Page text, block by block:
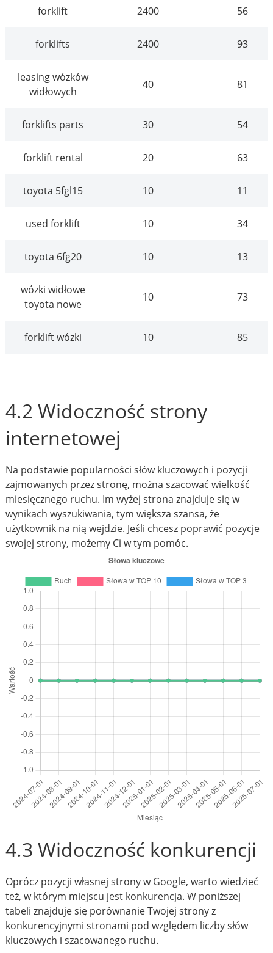
forklift 2400 56
forklifts 2400 93
leasing wózków
widłowych
40 81
forklifts parts 30 54
forklift rental 20 63
toyota 5fgl15 10 11
used forklift 10 34
toyota 6fg20 10 13
wózki widłowe
toyota nowe
10 73
forklift wózki 10 85
4.2 Widoczność strony
internetowej
Na podstawie popularności słów kluczowych i pozycji
zajmowanych przez stronę, można szacować wielkość
miesięcznego ruchu. Im wyżej strona znajduje się w
wynikach wyszukiwania, tym większa szansa, że
użytkownik na nią wejdzie. Jeśli chcesz poprawić pozycje
swojej strony, możemy Ci w tym pomóc.
4.3 Widoczność konkurencji
Oprócz pozycji własnej strony w Google, warto wiedzieć
też, w którym miejscu jest konkurencja. W poniższej
tabeli znajduje się porównanie Twojej strony z
konkurencyjnymi stronami pod względem liczby słów
kluczowych i szacowanego ruchu.